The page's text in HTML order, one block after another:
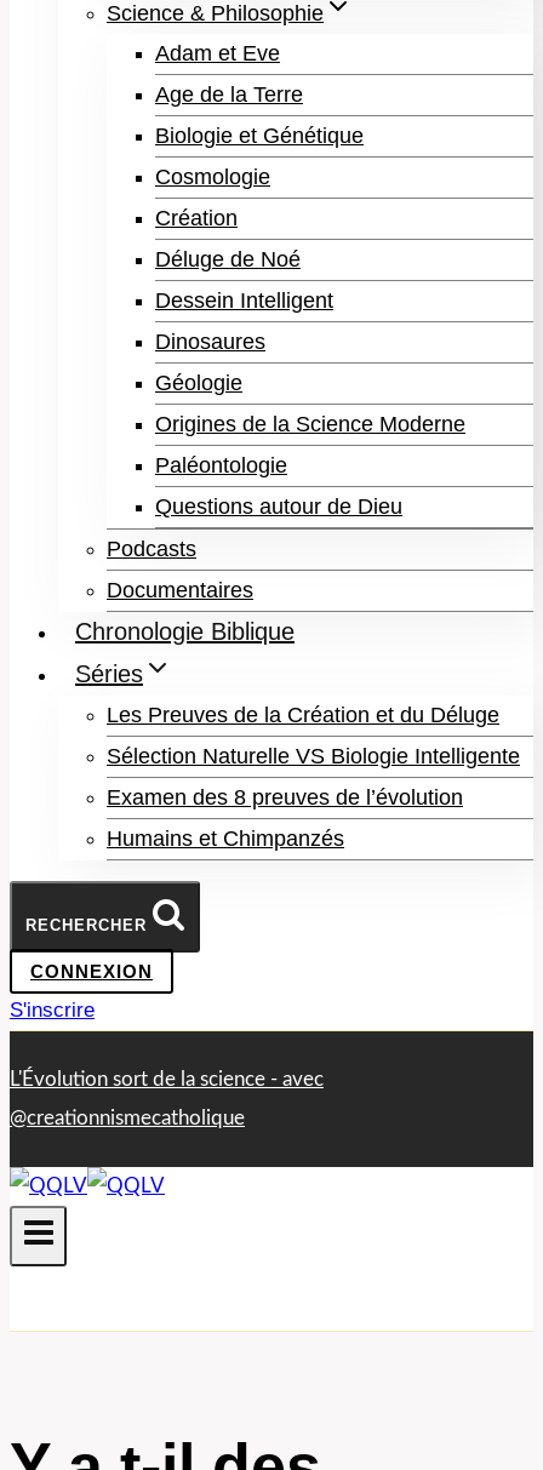
Science & Philosophie
Adam et Eve
Age de la Terre
Biologie et Génétique
Cosmologie
Création
Déluge de Noé
Dessein Intelligent
Dinosaures
Géologie
Origines de la Science Moderne
Paléontologie
Questions autour de Dieu
Podcasts
Documentaires
Chronologie Biblique
Séries
Les Preuves de la Création et du Déluge
Sélection Naturelle VS Biologie Intelligente
Examen des 8 preuves de l’évolution
Humains et Chimpanzés
RECHERCHER
CONNEXION
S'inscrire
L'Évolution sort de la science - avec​
@creationnismecatholique